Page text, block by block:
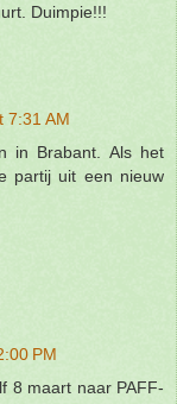
Duimpie!!!
7:31 AM
in Brabant. Als het
partij uit een nieuw
PM
8 maart naar PAFF-